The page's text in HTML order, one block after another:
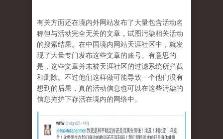
有关方面还在境内外网站发布了大量包含活动名
称但与活动完全无关的文章，试图污染相关活动
的搜索结果。在中国境内网站天涯社区中，就发
现了大量专门发布这些文章的账号。有意思的
是，这些文章并未被天涯社区的过滤系统所拦截
和删除。不过他们这样做可能导致一个他们没有
想到的后果，真的活动信息也可以在这些污染的
信息掩护下存活在境内的网络中。